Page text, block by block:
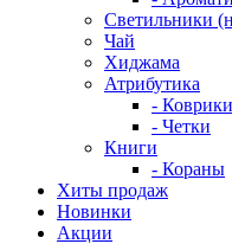
Светильники
Чай
Хиджама
Атрибутика
-
- Четки
Книги
- Кораны
Хиты продаж
Новинки
Акции